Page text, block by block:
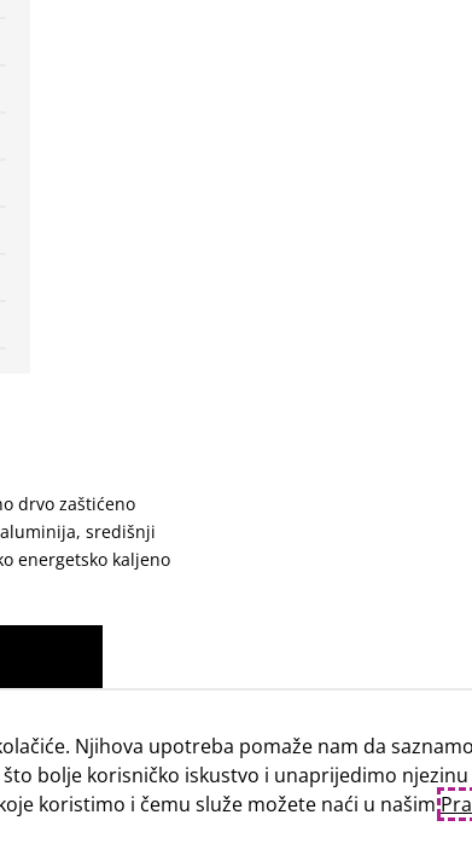
drvo zaštićeno
središnji
energetsko kaljeno
Njihova upotreba pomaže nam da
bolje korisničko iskustvo i unaprijedimo
koristimo i čemu služe možete naći u našim